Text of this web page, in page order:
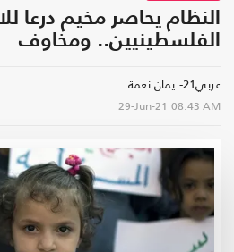
النظام يحاصر مخيم درعا
الفلسطينيين.. ومخاوف
عربي21- يمان نعمة
29-Jun-21 08:43 AM